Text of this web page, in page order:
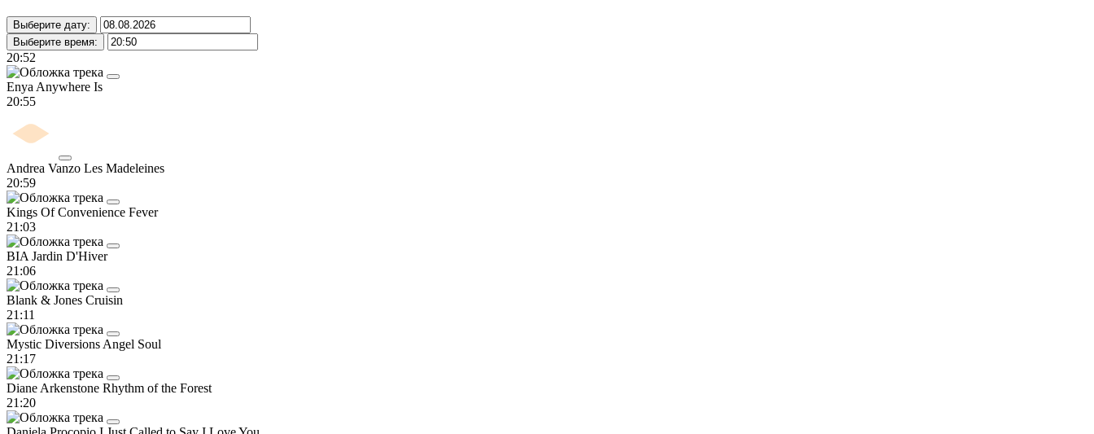
Выберите дату:
Выберите время:
20:52
Enya Anywhere Is
20:55
Andrea Vanzo Les Madeleines
20:59
Kings Of Convenience Fever
21:03
BIA Jardin D'Hiver
21:06
Blank & Jones Cruisin
21:11
Mystic Diversions Angel Soul
21:17
Diane Arkenstone Rhythm of the Forest
21:20